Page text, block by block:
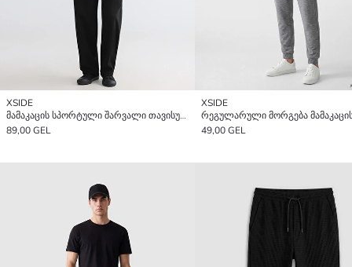
XSIDE
მამაკაცის სპორტული შარვალი თავისუფალი ტანზე
89,00 GEL
XSIDE
49,00 GEL